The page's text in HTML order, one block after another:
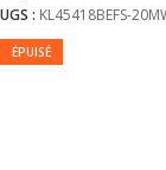
UGS : KL45418BEFS-
ÉPUISÉ